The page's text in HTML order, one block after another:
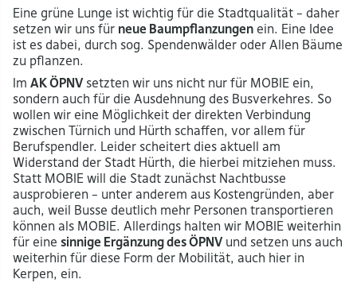
Eine grüne Lunge ist wichtig für die Stadtqualität – daher
setzen wir uns für neue Baumpflanzungen ein. Eine Idee
ist es dabei, durch sog. Spendenwälder oder Allen Bäume
zu pflanzen.
Im AK ÖPNV setzten wir uns nicht nur für MOBIE ein,
sondern auch für die Ausdehnung des Busverkehres. So
wollen wir eine Möglichkeit der direkten Verbindung
zwischen Türnich und Hürth schaffen, vor allem für
Berufspendler. Leider scheitert dies aktuell am
Widerstand der Stadt Hürth, die hierbei mitziehen muss.
Statt MOBIE will die Stadt zunächst Nachtbusse
ausprobieren – unter anderem aus Kostengründen, aber
auch, weil Busse deutlich mehr Personen transportieren
können als MOBIE. Allerdings halten wir MOBIE weiterhin
für eine sinnige Ergänzung des ÖPNV und setzen uns auch
weiterhin für diese Form der Mobilität, auch hier in
Kerpen, ein.